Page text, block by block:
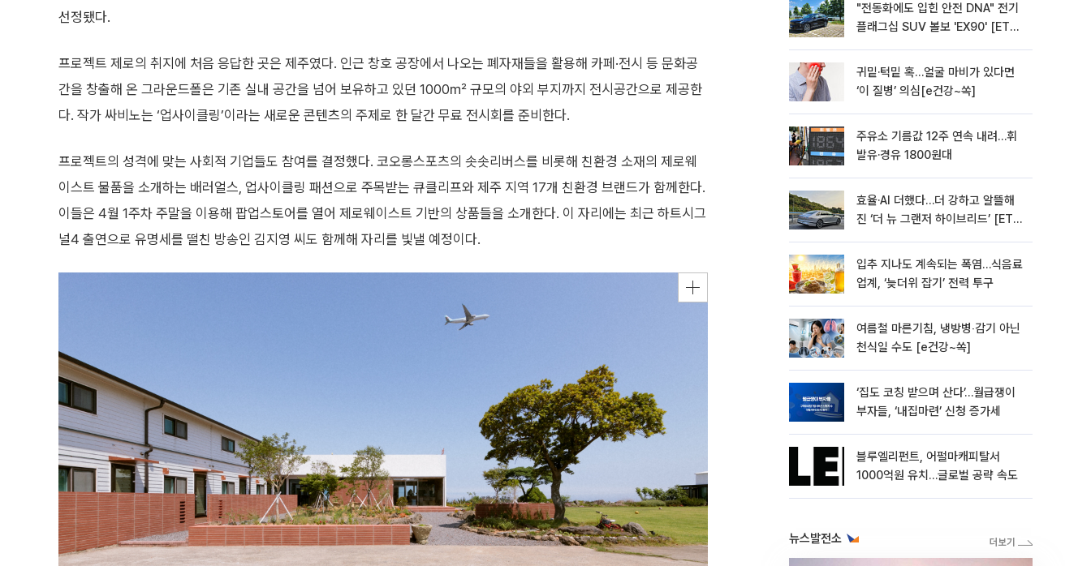
선정됐다.
프로젝트 제로의 취지에 처음 응답한 곳은 제주였다. 인근 창호 공장에서 나오는 폐자재들을 활용해 카페·전시 등 문화공
간을 창출해 온 그라운드폴은 기존 실내 공간을 넘어 보유하고 있던 1000㎡ 규모의 야외 부지까지 전시공간으로 제공한
다. 작가 싸비노는 ‘업사이클링’이라는 새로운 콘텐츠의 주제로 한 달간 무료 전시회를 준비한다.
프로젝트의 성격에 맞는 사회적 기업들도 참여를 결정했다. 코오롱스포츠의 솟솟리버스를 비롯해 친환경 소재의 제로웨
이스트 물품을 소개하는 배러얼스, 업사이클링 패션으로 주목받는 큐클리프와 제주 지역 17개 친환경 브랜드가 함께한다.
이들은 4월 1주차 주말을 이용해 팝업스토어를 열어 제로웨이스트 기반의 상품들을 소개한다. 이 자리에는 최근 하트시그
널4 출연으로 유명세를 떨친 방송인 김지영 씨도 함께해 자리를 빛낼 예정이다.
"전동화에도 입힌 안전 DNA" 전기
플래그십 SUV 볼보 'EX90' [ET의
귀밑·턱밑 혹…얼굴 마비가 있다면
‘이 질병’ 의심[e건강~쏙]
주유소 기름값 12주 연속 내려…휘
발유·경유 1800원대
효율·AI 더했다…더 강하고 알뜰해
진 ‘더 뉴 그랜저 하이브리드’ [ET의
입추 지나도 계속되는 폭염…식음료
업계, ‘늦더위 잡기’ 전력 투구
여름철 마른기침, 냉방병‧감기 아닌
천식일 수도 [e건강~쏙]
‘집도 코칭 받으며 산다’…월급쟁이
부자들, ‘내집마련’ 신청 증가세
블루엘리펀트, 어펄마캐피탈서
1000억원 유치…글로벌 공략 속도
뉴스발전소